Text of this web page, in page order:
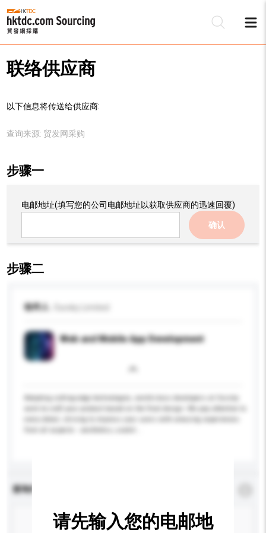
联络供应商
以下信息将传送给供应商:
查询来源: 贸发网采购
步骤一
电邮地址(填写您的公司电邮地址以获取供应商的迅速回覆)
确认
步骤二
收件人
Web and Mobile App Development
查询内容
请先输入您的电邮地